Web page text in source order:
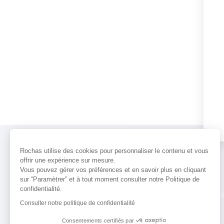
Rochas utilise des cookies pour personnaliser le contenu et vous
offrir une expérience sur mesure.
Vous pouvez gérer vos préférences et en savoir plus en cliquant
sur “Paramètrer” et à tout moment consulter notre Politique de
confidentialité.
Consulter notre politique de confidentialité
Consentements certifiés par